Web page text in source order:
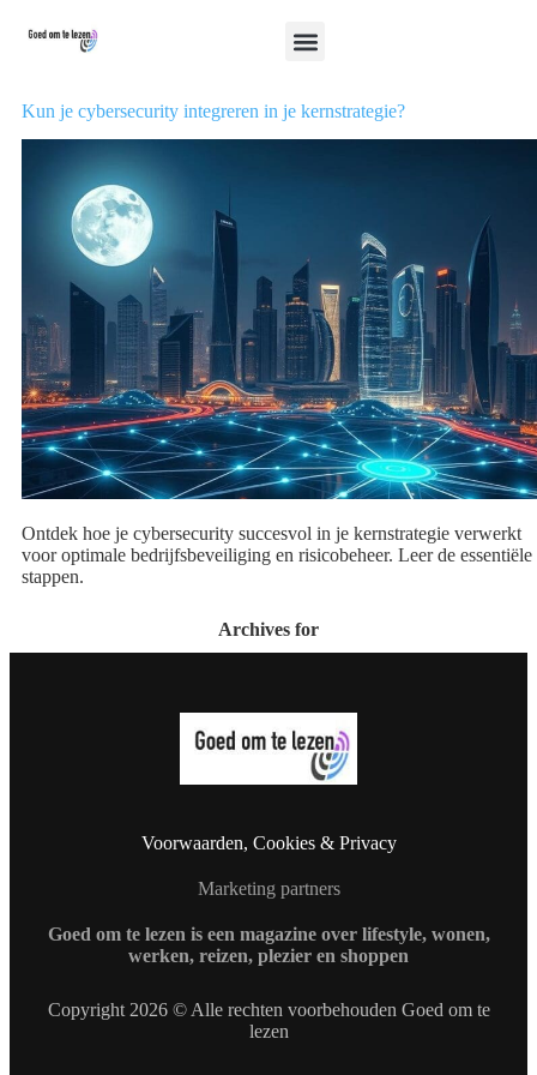
Kun je cybersecurity integreren in je kernstrategie?
Ontdek hoe je cybersecurity succesvol in je kernstrategie verwerkt
voor optimale bedrijfsbeveiliging en risicobeheer. Leer de essentiële
stappen.
Archives for
Voorwaarden, Cookies & Privacy
Marketing partners
Goed om te lezen is een magazine over lifestyle, wonen,
werken, reizen, plezier en shoppen
Copyright 2026 © Alle rechten voorbehouden Goed om te
lezen